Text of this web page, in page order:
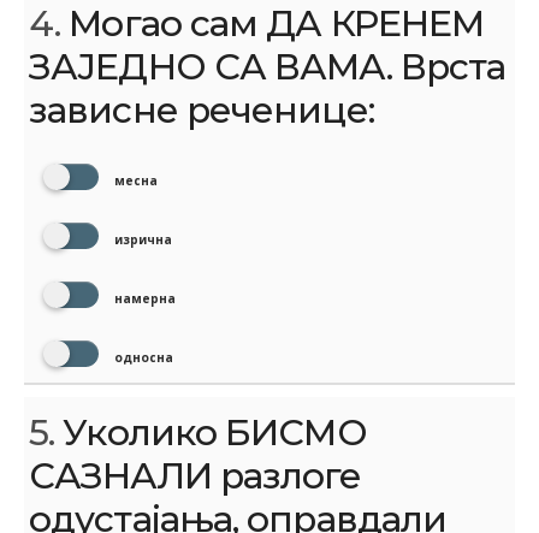
4. Могао сам ДА КРЕНЕМ
ЗАЈЕДНО СА ВАМА. Врста
зависне реченице:
месна
изрична
намерна
односна
5.Уколико БИСМО
САЗНАЛИ разлоге
одустајања, оправдали